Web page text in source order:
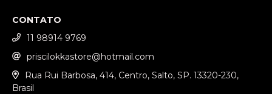
CONTATO
11 98914 9769
priscilokkastore@hotmail.com
Rua Rui Barbosa, 414, Centro, Salto, SP. 13320-230,
Brasil